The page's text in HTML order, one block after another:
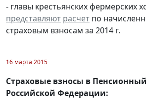
- главы крестьянских фермерских
представляют расчет по
страховым взносам за 2014 г.
16 марта 2015
Страховые взносы в
Российской Федерации: